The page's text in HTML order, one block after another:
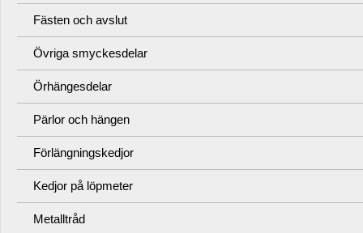
Fästen och avslut
Övriga smyckesdelar
Örhängesdelar
Pärlor och hängen
Förlängningskedjor
Kedjor på löpmeter
Metalltråd